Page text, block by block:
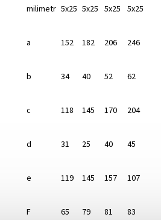
milimetr​ 5x25​ 5x25​ 5x25​ 5x25​
a​ 152​ 182​ 206​ 246​
b​ 34​ 40​ 52​ 62​
c​ 118​ 145​ 170​ 204​
d​ 31​ 25​ 40​ 45​
e​ 119​ 145​ 157​ 107​
F​ 65​ 79​ 81​ 83​